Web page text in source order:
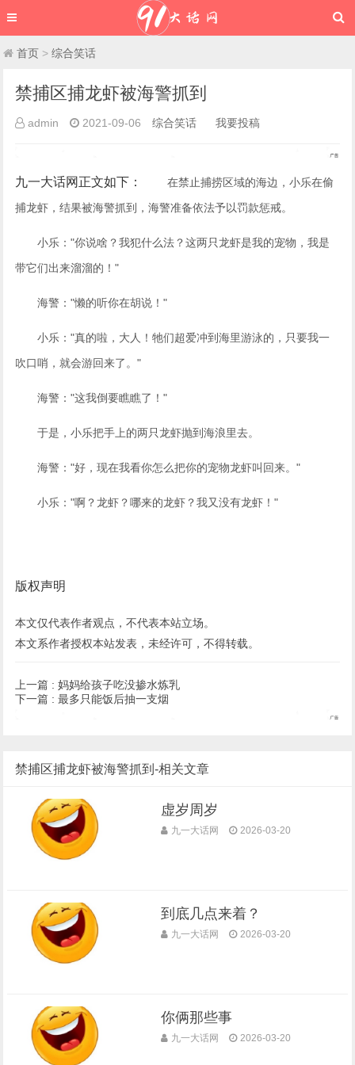
首页 >综合笑话
禁捕区捕龙虾被海警抓到
admin 2021-09-06 综合笑话 我要投稿
九一大话网 正文如下 ：
在禁止捕捞区域的海边，小乐在偷
捕龙虾，结果被海警抓到，海警准备依法予以罚款惩戒。
小乐："你说啥？我犯什么法？这两只龙虾是我的宠物，我是
带它们出来溜溜的！"
海警："懒的听你在胡说！"
小乐："真的啦，大人！牠们超爱冲到海里游泳的，只要我一
吹口哨，就会游回来了。"
海警："这我倒要瞧瞧了！"
于是，小乐把手上的两只龙虾抛到海浪里去。
海警："好，现在我看你怎么把你的宠物龙虾叫回来。"
小乐："啊？龙虾？哪来的龙虾？我又没有龙虾！"
版权声明
本文仅代表作者观点，不代表本站立场。
本文系作者授权本站发表，未经许可，不得转载。
上一篇 : 妈妈给孩子吃没掺水炼乳
下一篇 : 最多只能饭后抽一支烟
禁捕区捕龙虾被海警抓到-相关文章
虚岁周岁
九一大话网 2026-03-20
到底几点来着？
九一大话网 2026-03-20
你俩那些事
九一大话网 2026-03-20